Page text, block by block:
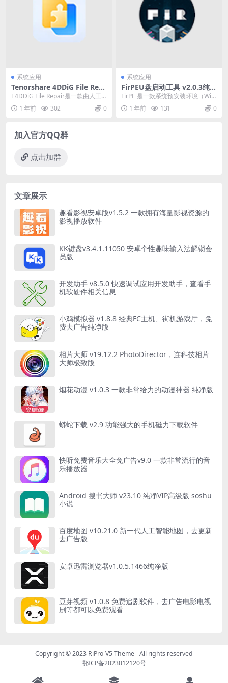
系统应用
Tenorshare 4DDiG File Rep
air v3.1.6.2 文件修复软件注
册激活版
T4DDiG File Repair是一款由人工
智能驱动的软件，专门用于修复受
损...1 年前 302 0
系统应用
FirPEU盘启动工具 v2.0.3纯净
版下载
FirPE 是一款系统预安装环境（Win
dows PE），它具有简约、易操作
等特...1 年前 131 0
加入官方QQ群
点击加群
文章展示
趣看影视安卓版v1.5.2 一款拥有海量影视资源的
影视播放软件
KK键盘v3.4.1.11050 安卓个性趣味输入法解锁会
员版
开发助手 v8.5.0 快速调试应用开发助手，查看手
机软硬件相关信息
小鸡模拟器 v1.8.8 经典FC主机、街机游戏厅，免
费去广告纯净版
相片大师 v19.12.2 PhotoDirector，连科技相片
大师极致版
烟花动漫 v1.0.3 一款非常给力的动漫神器 纯净版
蟒蛇下载 v2.9 功能强大的手机磁力下载软件
快听免费音乐大全免广告v9.0 一款非常流行的音
乐播放器
Android 搜书大师 v23.10 纯净VIP高级版 soshu
小说
百度地图 v10.21.0 新一代人工智能地图，去更新
去广告版
安卓迅雷浏览器v1.0.5.1466纯净版
豆芽视频 v1.0.8 免费追剧软件，去广告电影电视
剧等都可以免费观看
Copyright © 2023 RiPro-V5 Theme- All rights reserved
鄂ICP备2023012120号